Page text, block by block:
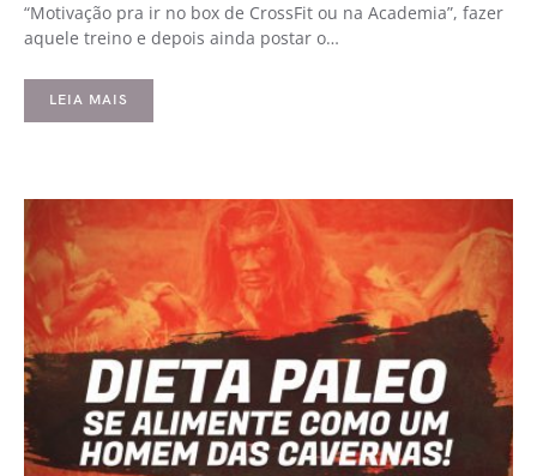
“Motivação pra ir no box de CrossFit ou na Academia”, fazer
aquele treino e depois ainda postar o…
LEIA MAIS